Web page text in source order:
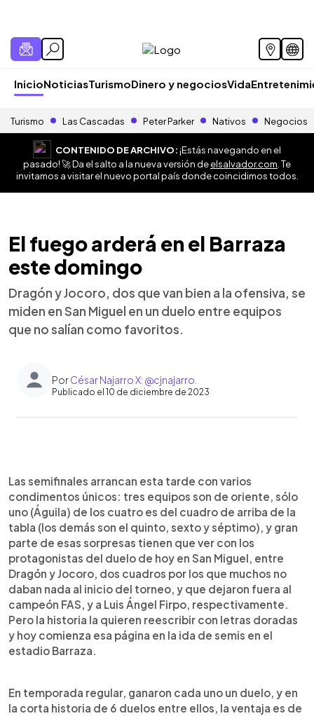
InicioNoticiasTurismoDinero y negociosVida
Turismo Las Cascadas Peter Parker Nativos Negocios
CONTENIDO DE ARCHIVO:¡Estás navegando en el
pasado! 🚀 Da el salto a la nueva versión deelsalvador.com . Te
invitamos a visitar el nuevo portal país donde coincidimos todos.
El fuego arderá en el Barraza
este domingo
Dragón y Jocoro, dos que van bien a la ofensiva, se
miden en San Miguel en un duelo entre equipos
que no salían como favoritos.
PorCésar Najarro X: @cjnajarro.
Publicado el 10 de diciembre de 2023
► Escuchar artículo
Las semifinales arrancan esta tarde con varios
condimentos únicos: tres equipos son de oriente, sólo
uno (Águila) de los cuatro es del cuadro de arriba de la
tabla (los demás son el quinto, sexto y séptimo), y gran
parte de esas sorpresas tienen que ver con los
protagonistas del duelo de hoy en San Miguel, entre
Dragón y Jocoro, dos cuadros por los que muchos no
daban nada al inicio del torneo, y que dejaron fuera al
campeón FAS, y a Luis Ángel Firpo, respectivamente.
Pero la historia la quieren reescribir con letras doradas
y hoy comienza esa página en la ida de semis en el
estadio Barraza.
En temporada regular, ganaron cada uno un duelo, y en
la corta historia de 6 duelos entre ellos, la ventaja es de